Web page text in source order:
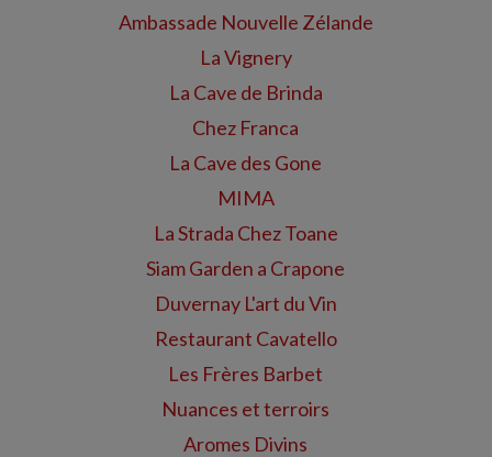
Ambassade Nouvelle Zélande
La Vignery
La Cave de Brinda
Chez Franca
La Cave des Gone
MIMA
La Strada Chez Toane
Siam Garden a Crapone
Duvernay L'art du Vin
Restaurant Cavatello
Les Frères Barbet
Nuances et terroirs
Aromes Divins